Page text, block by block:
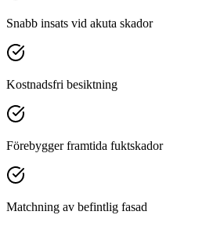
Snabb insats vid akuta skador
Kostnadsfri besiktning
Förebygger framtida fuktskador
Matchning av befintlig fasad